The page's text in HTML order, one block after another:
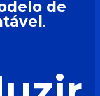
de
.